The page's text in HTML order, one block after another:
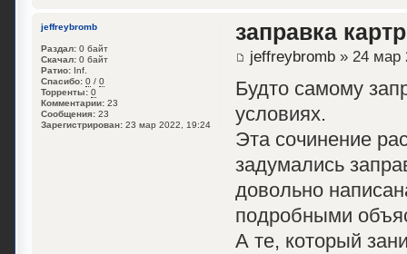
заправка
jeffreybromb» 24 мар
Будто самому
условиях.
Эта сочинение
задумались
довольно
подробными
А те, который
jeffreybromb
Раздал: 0 байт
Скачал: 0 байт
Ратио: Inf.
Спасибо: 0 / 0
Торренты: 0
Комментарии: 23
Сообщения: 23
Зарегистрирован: 23 мар 2022, 19:24